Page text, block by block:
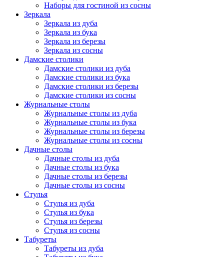
Наборы для гостиной из сосны
Зеркала
Зеркала из дуба
Зеркала из бука
Зеркала из березы
Зеркала из сосны
Дамские столики
Дамские столики из дуба
Дамские столики из бука
Дамские столики из березы
Дамские столики из сосны
Журнальные столы
Журнальные столы из дуба
Журнальные столы из бука
Журнальные столы из березы
Журнальные столы из сосны
Дачные столы
Дачные столы из дуба
Дачные столы из бука
Дачные столы из березы
Дачные столы из сосны
Стулья
Стулья из дуба
Стулья из бука
Стулья из березы
Стулья из сосны
Табуреты
Табуреты из дуба